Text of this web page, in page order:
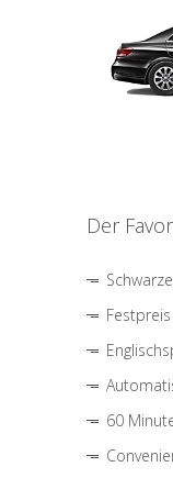
Der
Festpreis
60